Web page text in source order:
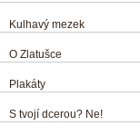
Kulhavý mezek
O Zlatušce
Plakáty
S tvojí dcerou? Ne!